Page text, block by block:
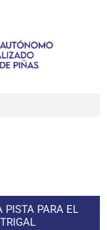
PISTA PARA EL